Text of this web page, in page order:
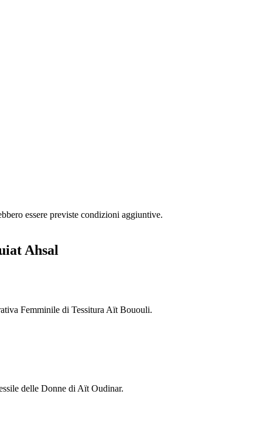
essere previste condizioni aggiuntive.
Ahsal
Femminile di Tessitura Aït Bououli.
delle Donne di Aït Oudinar.